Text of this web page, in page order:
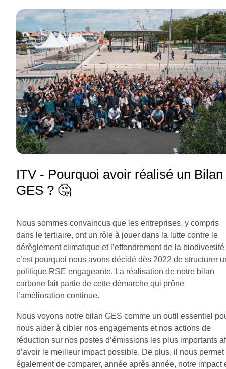
ITV - Pourquoi avoir réalisé un Bilan
GES ? 🤔
Nous sommes convaincus que les entreprises, y compris
dans le tertiaire, ont un rôle à jouer dans la lutte contre le
dérèglement climatique et l’effondrement de la biodiversité
c’est pourquoi nous avons décidé dès 2022 de structurer
politique RSE engageante. La réalisation de notre bilan
carbone fait partie de cette démarche qui prône
l’amélioration continue.
Nous voyons notre bilan GES comme un outil essentiel
nous aider à cibler nos engagements et nos actions de
réduction sur nos postes d’émissions les plus importants
d’avoir le meilleur impact possible. De plus, il nous permet
également de comparer, année après année, notre impact